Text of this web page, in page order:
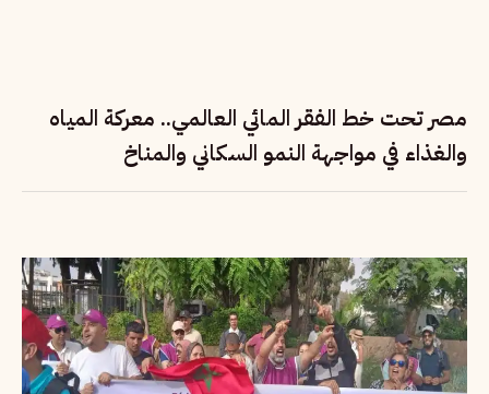
مصر تحت خط الفقر المائي العالمي.. معركة المياه
والغذاء في مواجهة النمو السكاني والمناخ